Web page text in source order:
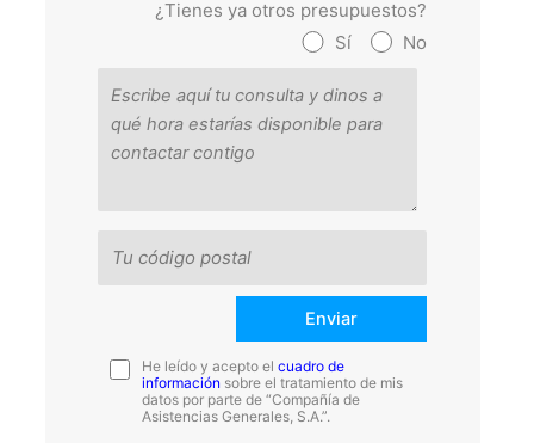
¿Tienes ya otros presupuestos?
Sí
No
He leído y acepto elcuadro de
información sobre el tratamiento de mis
datos por parte de “Compañía de
Asistencias Generales, S.A.”.